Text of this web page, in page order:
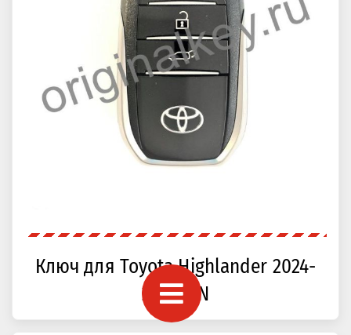
Ключ для Toyota Highlander 2024-
2025, CN